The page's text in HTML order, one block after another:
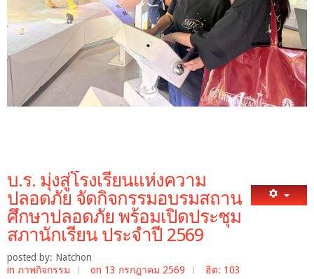
บ.ร. มุ่งสู่โรงเรียนแห่งความ
ปลอดภัย จัดกิจกรรมอบรมสถาน
ศึกษาปลอดภัย พร้อมเปิดประชุม
สภานักเรียน ประจำปี 2569
posted by: Natchon
in ภาพกิจกรรม on 13 กรกฎาคม 2569 ฮิต: 103